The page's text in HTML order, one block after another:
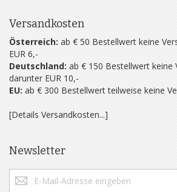
Versandkosten
Österreich: ab € 50 Bestellwert keine
EUR 6,-
Deutschland: ab € 150 Bestellwert keine
darunter EUR 10,-
EU: ab € 300 Bestellwert teilweise keine
[Details Versandkosten...]
Newsletter